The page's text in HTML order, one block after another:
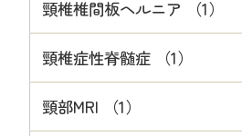
頸椎椎間板ヘルニア （1）
頸椎症性脊髄症 （1）
頸部MRI （1）